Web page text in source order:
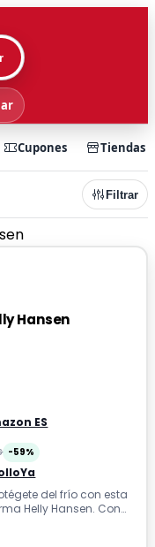
Cupones Tiendas
Filtrar
Hansen
ES
-59%
del frío con esta
Helly Hansen. Con
que abrig...